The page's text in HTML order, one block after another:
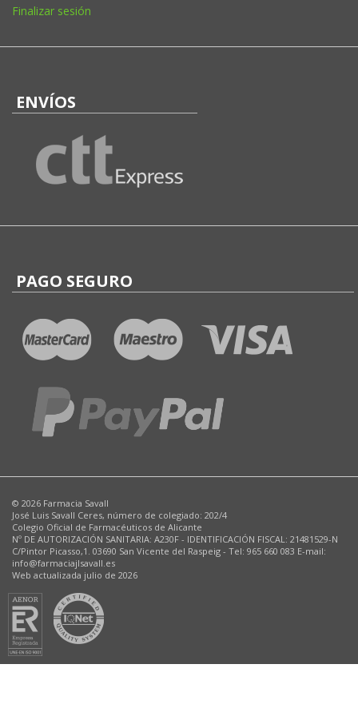
Finalizar sesión
ENVÍOS
PAGO SEGURO
© 2026 Farmacia Savall
José Luis Savall Ceres, número de colegiado: 202/4
Colegio Oficial de Farmacéuticos de Alicante
Nº DE AUTORIZACIÓN SANITARIA: A230F - IDENTIFICACIÓN FISCAL: 21481529-N
C/Pintor Picasso,1. 03690 San Vicente del Raspeig - Tel: 965 660 083 E-mail:
info@farmaciajlsavall.es
Web actualizada julio de 2026